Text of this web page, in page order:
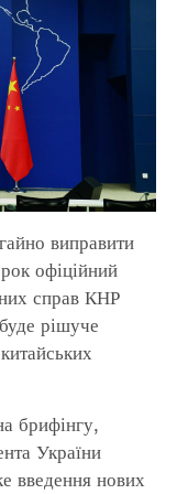
виправити
офіційний
справ КНР
рішуче
брифінгу,
України
введення нових